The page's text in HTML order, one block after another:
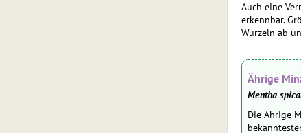
Auch eine
erkennbar.
Wurzeln ab
Ährige
Mentha
Die Ährige